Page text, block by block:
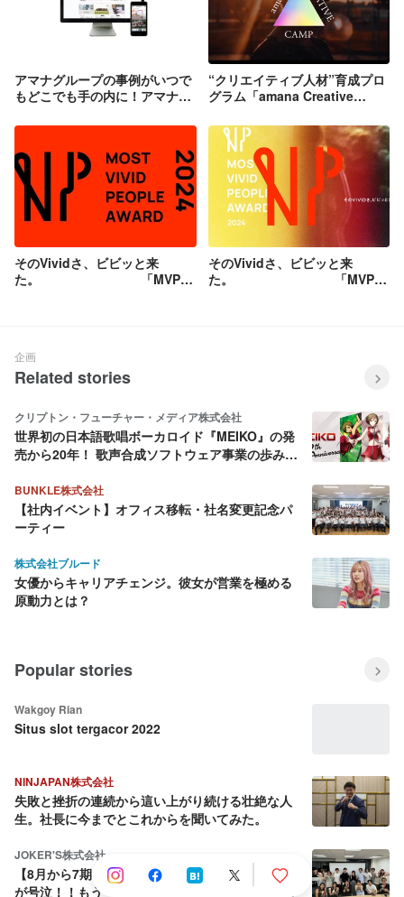
アマナグループの事例がいつで
もどこでも手の内に！アマナ流
“クリエイティブ人材”育成プロ
グラム「amana Creative
OPEN！
そのVividさ、ビビッと来
た。 「MVP
そのVividさ、ビビッと来
た。 「MVP
企画
Related stories
クリプトン・フューチャー・メディア株式会社
世界初の日本語歌唱ボーカロイド『MEIKO』の発
売から20年！ 歌声合成ソフトウェア事業の歩みを
BUNKLE株式会社
【社内イベント】オフィス移転・社名変更記念パ
ーティー
株式会社ブルード
女優からキャリアチェンジ。彼女が営業を極める
原動力とは？
Popular stories
Wakgoy Rian
Situs slot tergacor 2022
NINJAPAN株式会社
失敗と挫折の連続から這い上がり続ける壮絶な人
生。社長に今までとこれからを聞いてみた。
JOKER'S株式会社
【8月から7期目へ】会社を売却しようとした社長
が号泣！！もう一度、仲間と業界No.1を取ると決